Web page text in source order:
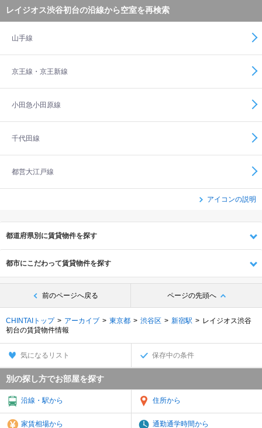
レイジオス渋谷初台の沿線から空室を再検索
山手線
京王線・京王新線
小田急小田原線
千代田線
都営大江戸線
アイコンの説明
都道府県別に賃貸物件を探す
都市にこだわって賃貸物件を探す
前のページへ戻る ページの先頭へ
CHINTAIトップ アーカイブ 東京都 渋谷区 新宿駅
レイジオス渋谷
初台の賃貸物件情報
気になるリスト 保存中の条件
別の探し方でお部屋を探す
沿線・駅から 住所から
家賃相場から 通勤通学時間から